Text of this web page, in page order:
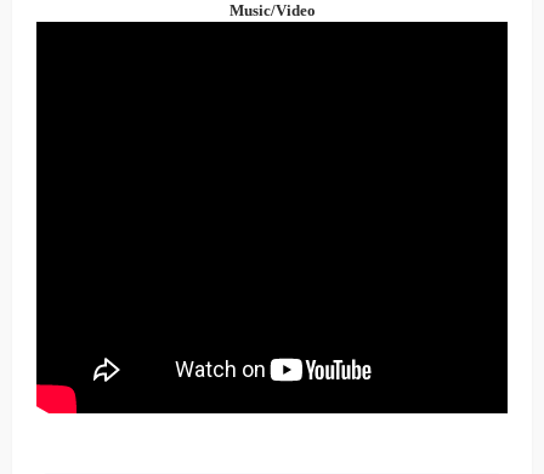
Music/Video